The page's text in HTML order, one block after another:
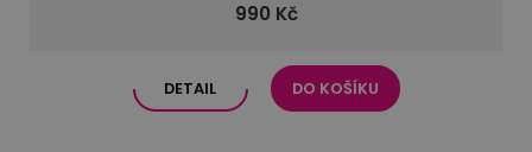
990 Kč
DETAIL DO KOŠÍKU